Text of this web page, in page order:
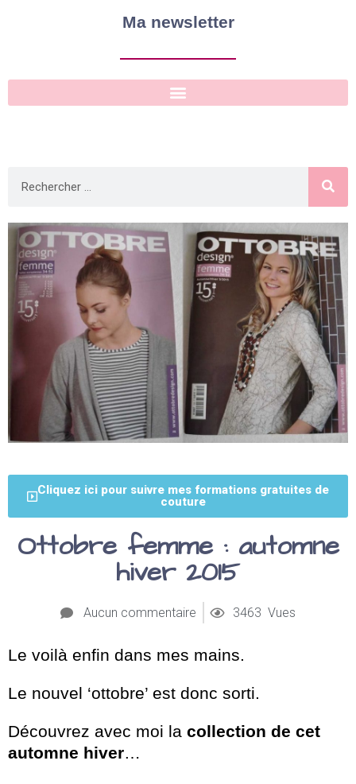
Ma newsletter
Cliquez ici pour suivre mes formations gratuites de
couture
Ottobre femme : automne
hiver 2015
Aucun commentaire 3463 Vues
Le voilà enfin dans mes mains.
Le nouvel ‘ottobre’ est donc sorti.
Découvrez avec moi la collection de cet
automne hiver…